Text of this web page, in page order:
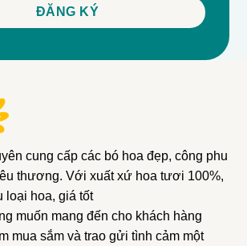
sản phẩm đẹp, giao hàng nhanh
chuyên nghiệp, quà tặng ý nghĩa
cung cấp các bó hoa đẹp, công phu
thương. Với xuất xứ hoa tươi 100%,
loại hoa, giá tốt
muốn mang đến cho khách hàng
mua sắm và trao gửi tình cảm một